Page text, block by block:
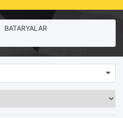
BATARYALAR